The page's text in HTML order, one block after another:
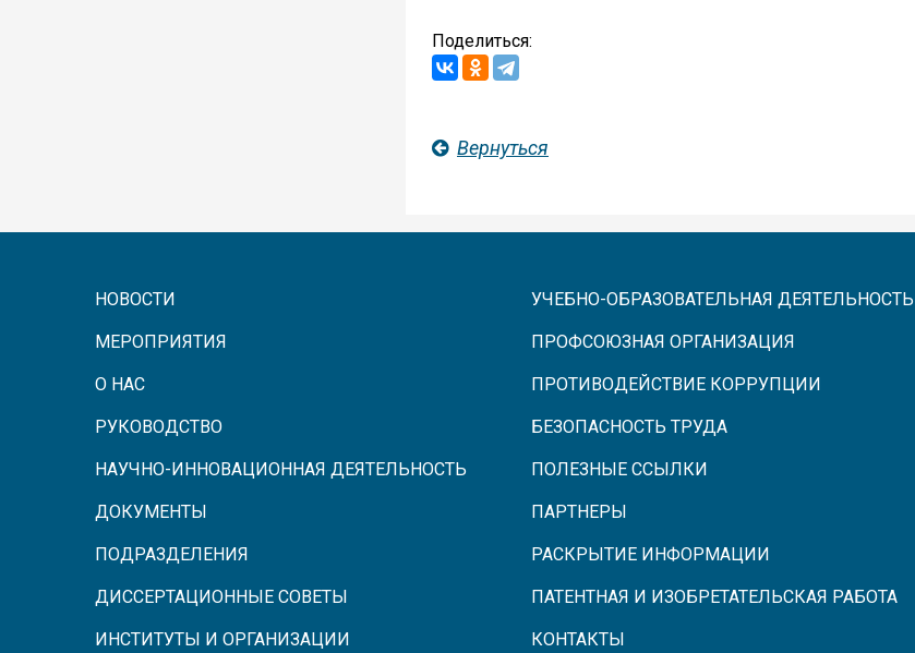
Поделиться:
Вернуться
НОВОСТИ
МЕРОПРИЯТИЯ
О НАС
РУКОВОДСТВО
НАУЧНО-ИННОВАЦИОННАЯ ДЕЯТЕЛЬНОСТЬ
ДОКУМЕНТЫ
ПОДРАЗДЕЛЕНИЯ
ДИССЕРТАЦИОННЫЕ СОВЕТЫ
ИНСТИТУТЫ И ОРГАНИЗАЦИИ
УЧЕБНО-ОБРАЗОВАТЕЛЬНАЯ ДЕЯТЕЛЬНОСТЬ
ПРОФСОЮЗНАЯ ОРГАНИЗАЦИЯ
ПРОТИВОДЕЙСТВИЕ КОРРУПЦИИ
БЕЗОПАСНОСТЬ ТРУДА
ПОЛЕЗНЫЕ ССЫЛКИ
ПАРТНЕРЫ
РАСКРЫТИЕ ИНФОРМАЦИИ
ПАТЕНТНАЯ И ИЗОБРЕТАТЕЛЬСКАЯ РАБОТА
КОНТАКТЫ